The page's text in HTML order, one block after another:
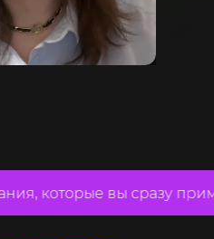
которые вы сразу